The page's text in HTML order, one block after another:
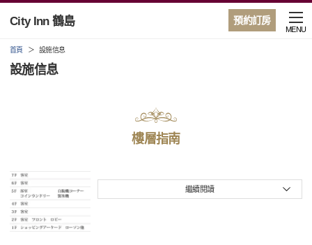
預約訂房
City Inn 鶴島
MENU
首頁 設施信息
設施信息
樓層指南
繼續閱讀